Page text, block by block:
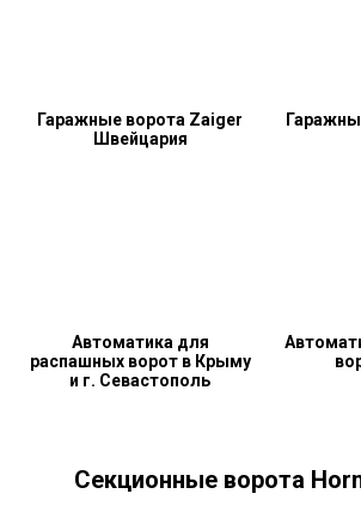
Гаражные ворота Zaiger
Швейцария
Автоматика для
распашных ворот в Крыму
и г. Севастополь
Секционные ворота